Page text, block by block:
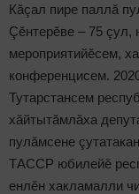
Кăçал пире паллă
Çӗнтерӗве – 75 çул,
мероприятийӗсем,
конференцисем.
Тутарстансем
хăйтытăмлăха
пулăмсене
ТАССР юбилейӗ
енлӗн хакламалли